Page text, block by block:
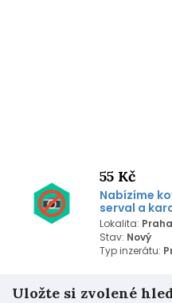
55 Kč
Nabízíme
serval a
Lokalita:
Stav: Nový
Typ inzerátu:
Uložte si zvolené